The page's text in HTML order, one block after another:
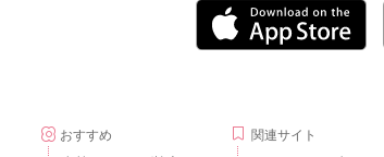
おすすめ
関連サイト